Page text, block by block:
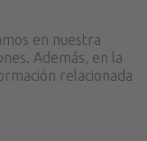
en nuestra
Además, en la
relacionada